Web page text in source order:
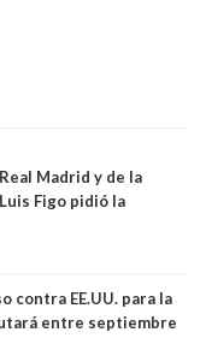
Madrid y de la
Figo pidió la
y cobarde que he
contra EE.UU. para la
entre septiembre